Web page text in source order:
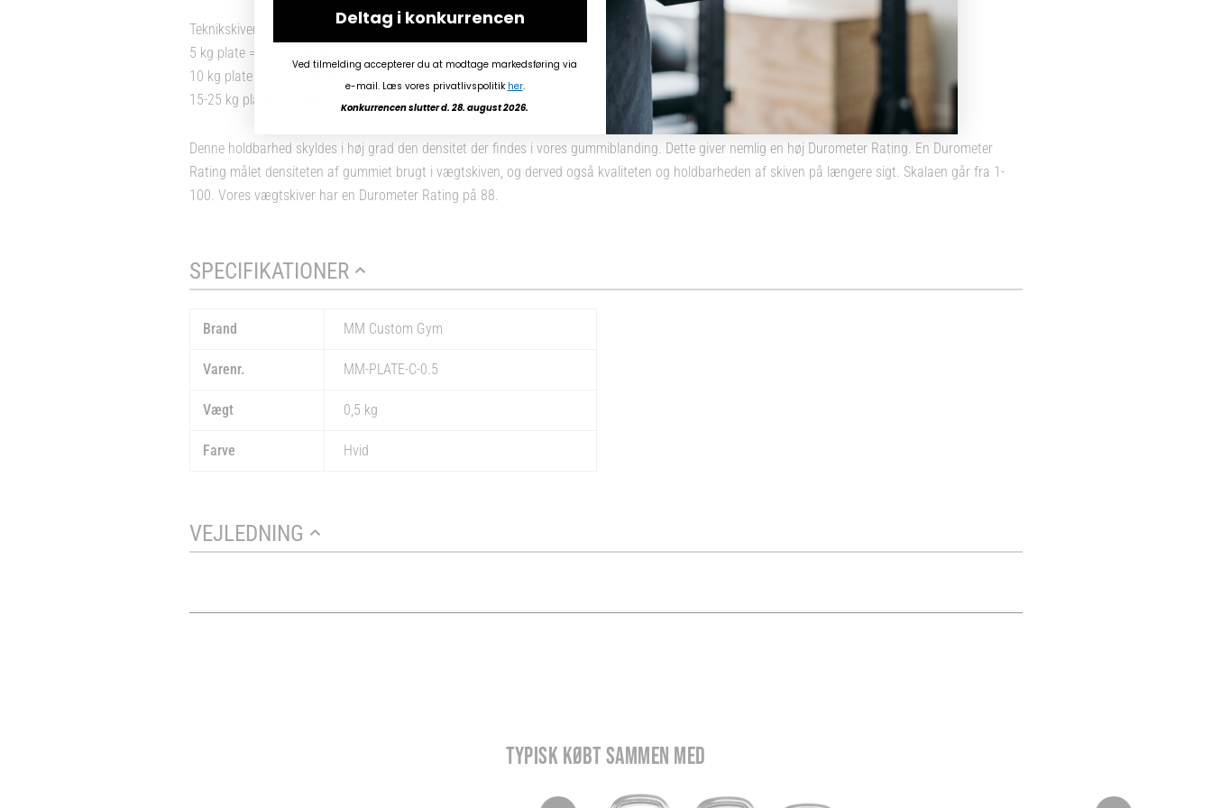
Teknikskiver = 10.000 drop
5 kg plate = 10.000 drop
10 kg plate = 20.000 drop
15-25 kg plate = 20.000-30.000 drop
Denne holdbarhed skyldes i høj grad den densitet der findes i vores gummiblanding. Dette giver nemlig en høj Durometer Rating. En Durometer
Rating målet densiteten af gummiet brugt i vægtskiven, og derved også kvaliteten og holdbarheden af skiven på længere sigt. Skalaen går fra 1-
100. Vores vægtskiver har en Durometer Rating på 88.
SPECIFIKATIONER
Brand MM Custom Gym
Varenr. MM-PLATE-C-0.5
Vægt 0,5 kg
Farve Hvid
VEJLEDNING
TYPISK KØBT SAMMEN MED
Deltag i konkurrencen
Ved tilmelding accepterer du at modtage markedsføring via
e-mail. Læs vores privatlivspolitik her.
Konkurrencen slutter d. 28. august 2026.